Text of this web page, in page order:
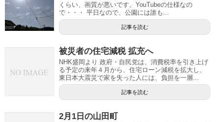
くらい、画質が悪いです。YouTubeの仕様なの
で・・・ 平日なので、公園には誰も...
記事を読む
被災者の住宅減税 拡充へ
NHK盛岡より 政府・自民党は、消費税率を引き上げ
る予定の来年４月から、住宅ローン減税を拡大し、
東日本大震災で家を失った人には、負担を一層...
記事を読む
2月1日の山田町